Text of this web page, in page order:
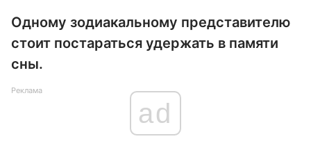
Одному зодиакальному представителю
стоит постараться удержать в памяти
сны.
Реклама
ad